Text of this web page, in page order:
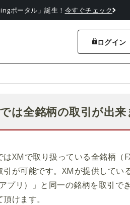
ポータル」誕生！ 今すぐチェック
ログイン
全銘柄の取引が出来
XMで取り扱っている全銘柄（
引が可能です。XMが提供して
リ）」と同一の銘柄を取引で
けます。